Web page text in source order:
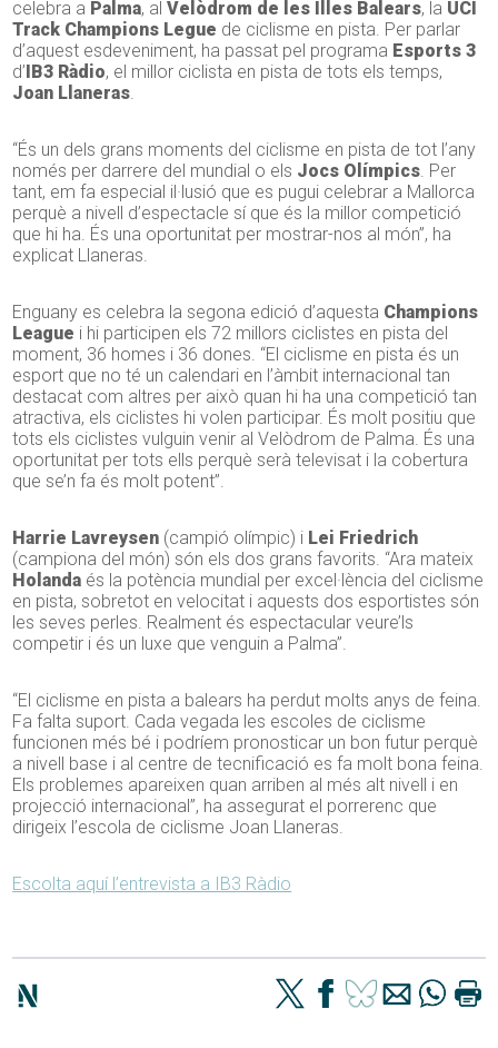
celebra a Palma, alVelòdrom de les Illes Balears, la UCI
Track Champions Legue de ciclisme en pista. Per parlar
d’aquest esdeveniment, ha passat pel programa Esports 3
d’ IB3 Ràdio, el millor ciclista en pista de tots els temps,
Joan Llaneras.
“És un dels grans moments del ciclisme en pista de tot l’any
només per darrere del mundial o els Jocs Olímpics. Per
tant, em fa especial il·lusió que es pugui celebrar a Mallorca
perquè a nivell d’espectacle sí que és la millor competició
que hi ha. És una oportunitat per mostrar-nos al món”, ha
explicat Llaneras.
Enguany es celebra la segona edició d’aquesta Champions
League i hi participen els 72 millors ciclistes en pista del
moment, 36 homes i 36 dones. “El ciclisme en pista és un
esport que no té un calendari en l’àmbit internacional tan
destacat com altres per això quan hi ha una competició tan
atractiva, els ciclistes hi volen participar. És molt positiu que
tots els ciclistes vulguin venir al Velòdrom de Palma. És una
oportunitat per tots ells perquè serà televisat i la cobertura
que se’n fa és molt potent”.
Harrie Lavreysen (campió olímpic) i Lei Friedrich
(campiona del món) són els dos grans favorits. “Ara mateix
Holanda és la potència mundial per excel·lència del ciclisme
en pista, sobretot en velocitat i aquests dos esportistes són
les seves perles. Realment és espectacular veure’ls
competir i és un luxe que venguin a Palma”.
“El ciclisme en pista a balears ha perdut molts anys de feina.
Fa falta suport. Cada vegada les escoles de ciclisme
funcionen més bé i podríem pronosticar un bon futur perquè
a nivell base i al centre de tecnificació es fa molt bona feina.
Els problemes apareixen quan arriben al més alt nivell i en
projecció internacional”, ha assegurat el porrerenc que
dirigeix l’escola de ciclisme Joan Llaneras.
Escolta aquí l’entrevista a IB3 Ràdio